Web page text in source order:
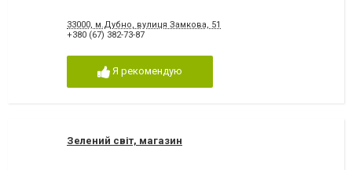
33000, м.Дубно, вулиця Замкова, 51
+380 (67) 382-73-87
Я рекомендую
Зелений світ, магазин